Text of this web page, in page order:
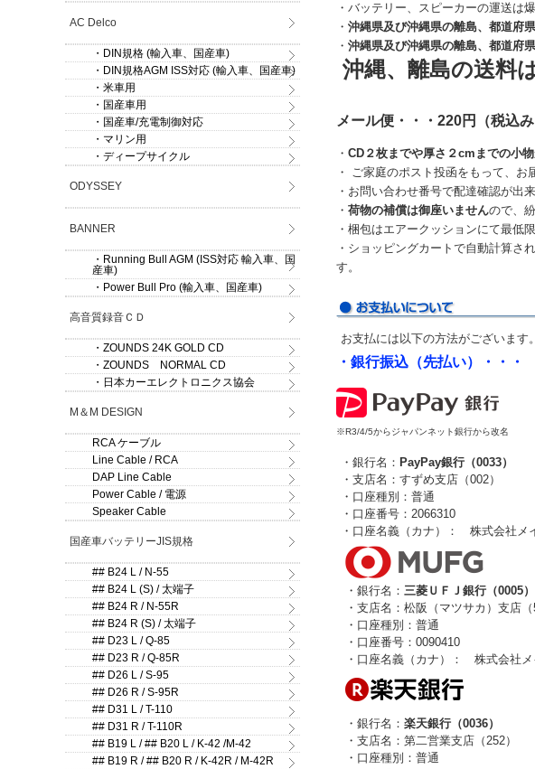
・バッテリー、スピーカーの運送は
・ 沖縄県及び沖縄県の離島、都道府
・ 沖縄県及び沖縄県の離島、都道府
沖縄、離島の送料
メール便・・・220円（税込み
・ CD２枚までや厚さ２cmまでの小
・ ご家庭のポスト投函をもって、お
・お問い合わせ番号で配達確認が出来
・ 荷物の補償は御座いませんので、
・梱包はエアークッションにて最低
・ショッピングカートで自動計算さ
す。
お支払には以下の方法がございます。
・銀行振込（先払い）・・・
※R3/4/5からジャパンネット銀行から改名
・銀行名： PayPay銀行（0033）
・支店名：すずめ支店（002）
・口座種別：普通
・口座番号：2066310
・口座名義（カナ）： 株式会社メ
・銀行名： 三菱ＵＦＪ銀行（0005）
・支店名：松阪（マツサカ）支店（
・口座種別：普通
・口座番号：0090410
・口座名義（カナ）： 株式会社メ
・銀行名： 楽天銀行（0036）
・支店名：第二営業支店（252）
・口座種別：普通
AC Delco
・DIN規格 (輸入車、国産車)
・DIN規格AGM ISS対応 (輸入車、国産車)
・米車用
・国産車用
・国産車/充電制御対応
・マリン用
・ディープサイクル
ODYSSEY
BANNER
・Running Bull AGM (ISS対応 輸入車、国
産車)
・Power Bull Pro (輸入車、国産車)
高音質録音ＣＤ
・ZOUNDS 24K GOLD CD
・ZOUNDS NORMAL CD
・日本カーエレクトロニクス協会
M＆M DESIGN
RCA ケーブル
Line Cable / RCA
DAP Line Cable
Power Cable / 電源
Speaker Cable
国産車バッテリーJIS規格
## B24 L / N-55
## B24 L (S) / 太端子
## B24 R / N-55R
## B24 R (S) / 太端子
## D23 L / Q-85
## D23 R / Q-85R
## D26 L / S-95
## D26 R / S-95R
## D31 L / T-110
## D31 R / T-110R
## B19 L / ## B20 L / K-42 /M-42
## B19 R / ## B20 R / K-42R / M-42R